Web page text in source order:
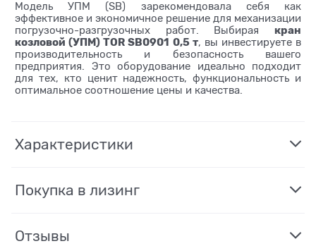
Модель УПМ (SB) зарекомендовала себя как
эффективное и экономичное решение для механизации
погрузочно-разгрузочных работ. Выбирая кран
козловой (УПМ) TOR SB0901 0,5 т, вы инвестируете в
производительность и безопасность вашего
предприятия. Это оборудование идеально подходит
для тех, кто ценит надежность, функциональность и
оптимальное соотношение цены и качества.
Характеристики
Покупка в лизинг
Отзывы